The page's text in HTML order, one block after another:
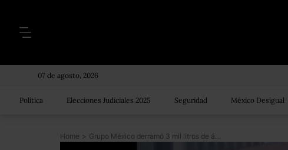
07 de agosto, 2026
Política Elecciones Judiciales 2025 Seguridad México Desigual
Home > Grupo México derramó 3 mil litros de ácido sulfúrico en el Mar de Cortés por falla en válvulas